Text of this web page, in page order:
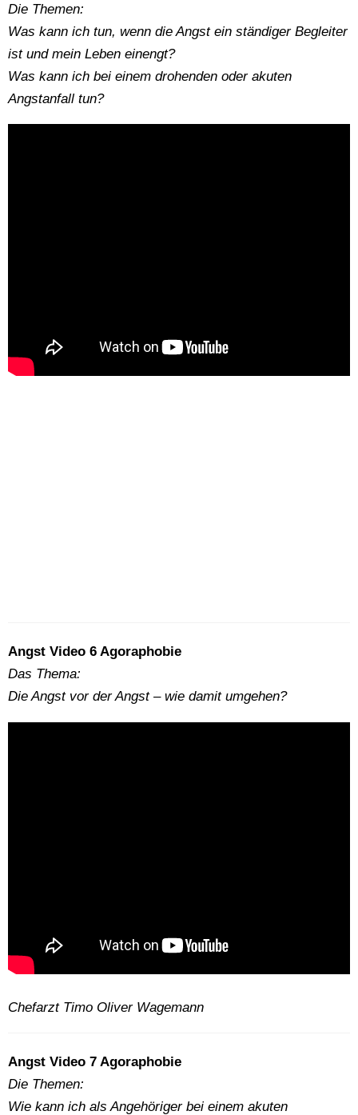
Die Themen:
Was kann ich tun, wenn die Angst ein ständiger Begleiter
ist und mein Leben einengt?
Was kann ich bei einem drohenden oder akuten
Angstanfall tun?
Angst Video 6 Agoraphobie
Das Thema:
Die Angst vor der Angst – wie damit umgehen?
Chefarzt Timo Oliver Wagemann
Angst Video 7 Agoraphobie
Die Themen:
Wie kann ich als Angehöriger bei einem akuten